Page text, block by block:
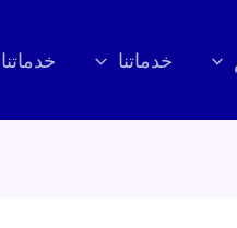
خدماتنا